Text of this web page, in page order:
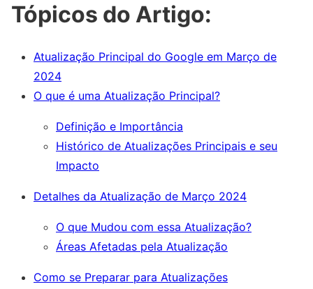
Tópicos do Artigo:
Atualização Principal do Google em Março de
2024
O que é uma Atualização Principal?
Definição e Importância
Histórico de Atualizações Principais e seu
Impacto
Detalhes da Atualização de Março 2024
O que Mudou com essa Atualização?
Áreas Afetadas pela Atualização
Como se Preparar para Atualizações